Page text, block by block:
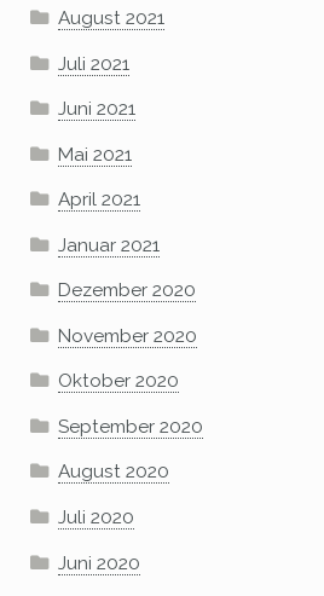
August 2021
Juli 2021
Juni 2021
Mai 2021
April 2021
Januar 2021
Dezember 2020
November 2020
Oktober 2020
September 2020
August 2020
Juli 2020
Juni 2020